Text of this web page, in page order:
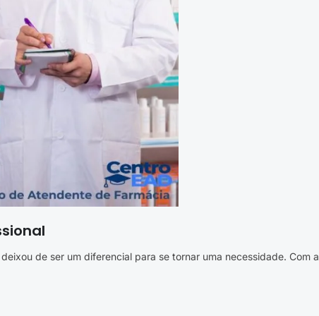
de ser um diferencial para se tornar uma necessidade. Com